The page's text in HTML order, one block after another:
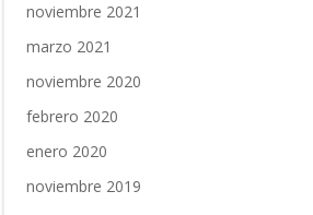
noviembre 2021
marzo 2021
noviembre 2020
febrero 2020
enero 2020
noviembre 2019